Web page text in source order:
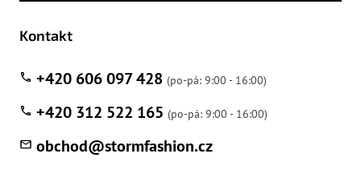
Kontakt
obchod@stormfashion.cz
+420 606 097 428
+420 312 522 165